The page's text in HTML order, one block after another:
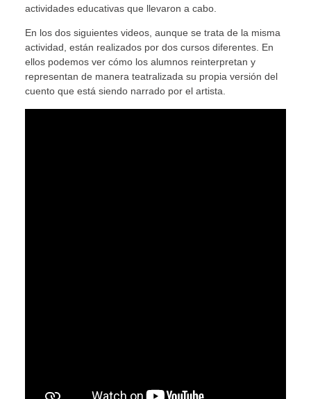
actividades educativas que llevaron a cabo.
En los dos siguientes videos, aunque se trata de la misma
actividad, están realizados por dos cursos diferentes. En
ellos podemos ver cómo los alumnos reinterpretan y
representan de manera teatralizada su propia versión del
cuento que está siendo narrado por el artista.